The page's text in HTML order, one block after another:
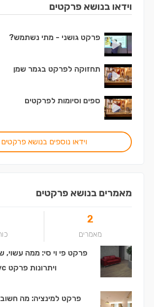
וידאו בנושא פרקטים
פרקט גושני - מתי נשתמש?
תחזוקה לפרקט בגמר שמן
ספים וסיומות לפרקטים
וידאו נוספים בנושא פרקטים
מאמרים בנושא פרקטים
2
מאמרים
פרקט פי וי סי: ממה עשוי,
ויתרונות פרקט pvc
פרקט למינציה: מה